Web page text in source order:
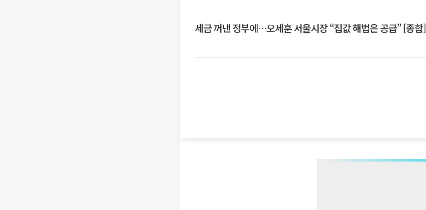
세금 꺼낸 정부에…오세훈 서울시장 “집값 해법은 공급” [종합]